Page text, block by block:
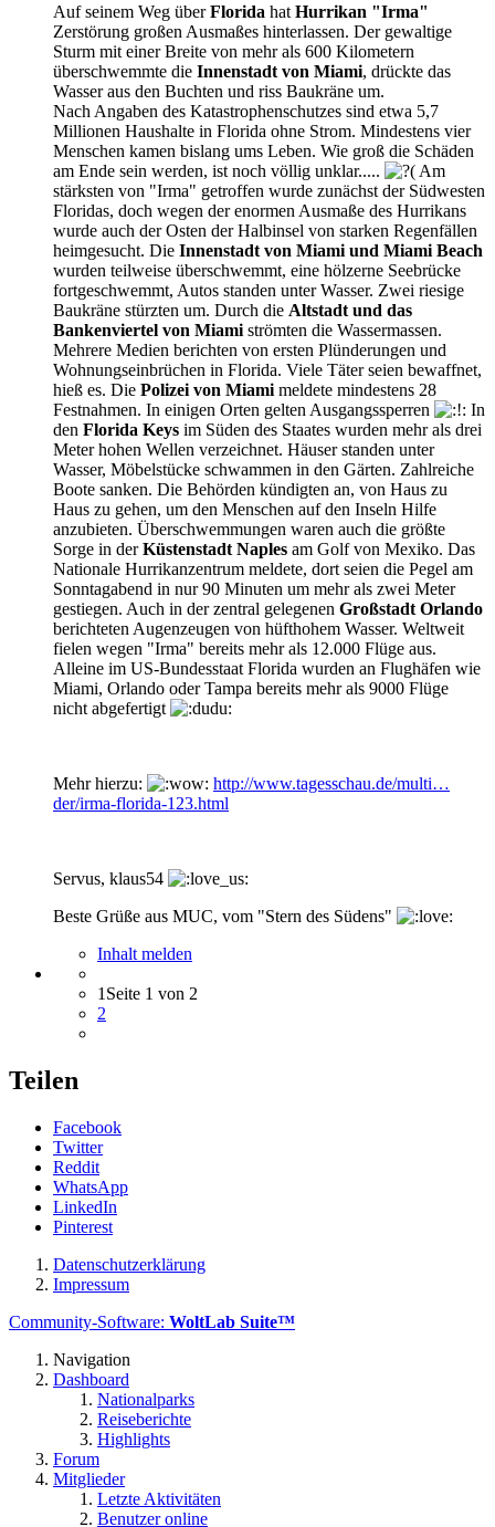
Auf seinem Weg überFlorida hat Hurrikan "Irma"
Zerstörung großen Ausmaßes hinterlassen. Der gewaltige
Sturm mit einer Breite von mehr als 600 Kilometern
überschwemmte die Innenstadt von Miami, drückte das
Wasser aus den Buchten und riss Baukräne um.
Nach Angaben des Katastrophenschutzes sind etwa 5,7
Millionen Haushalte in Florida ohne Strom. Mindestens vier
Menschen kamen bislang ums Leben. Wie groß die Schäden
am Ende sein werden, ist noch völlig unklar.....
Am
stärksten von "Irma" getroffen wurde zunächst der Südwesten
Floridas, doch wegen der enormen Ausmaße des Hurrikans
wurde auch der Osten der Halbinsel von starken Regenfällen
heimgesucht. Die Innenstadt von Miami und Miami Beach
wurden teilweise überschwemmt, eine hölzerne Seebrücke
fortgeschwemmt, Autos standen unter Wasser. Zwei riesige
Baukräne stürzten um. Durch die Altstadt und das
Bankenviertel von Miami strömten die Wassermassen.
Mehrere Medien berichten von ersten Plünderungen und
Wohnungseinbrüchen in Florida. Viele Täter seien bewaffnet,
hieß es. Die Polizei von Miami meldete mindestens 28
Festnahmen. In einigen Orten gelten Ausgangssperren
In
den Florida Keys im Süden des Staates wurden mehr als drei
Meter hohen Wellen verzeichnet. Häuser standen unter
Wasser, Möbelstücke schwammen in den Gärten. Zahlreiche
Boote sanken. Die Behörden kündigten an, von Haus zu
Haus zu gehen, um den Menschen auf den Inseln Hilfe
anzubieten. Überschwemmungen waren auch die größte
Sorge in derKüstenstadt Naples am Golf von Mexiko. Das
Nationale Hurrikanzentrum meldete, dort seien die Pegel am
Sonntagabend in nur 90 Minuten um mehr als zwei Meter
gestiegen. Auch in der zentral gelegenen Großstadt Orlando
berichteten Augenzeugen von hüfthohem Wasser. Weltweit
fielen wegen "Irma" bereits mehr als 12.000 Flüge aus.
Alleine im US-Bundesstaat Florida wurden an Flughäfen wie
Miami, Orlando oder Tampa bereits mehr als 9000 Flüge
nicht abgefertigt
Mehr hierzu:
http://www.tagesschau.de/multi…
der/irma-florida-123.html
Servus, klaus54
Beste Grüße aus MUC, vom "Stern des Südens"
Inhalt melden
1 Seite 1 von 2
2
Teilen
Facebook
Twitter
Reddit
WhatsApp
LinkedIn
Pinterest
Datenschutzerklärung
Impressum
Community-Software: WoltLab Suite™
Navigation
Dashboard
Nationalparks
Reiseberichte
Highlights
Forum
Mitglieder
Letzte Aktivitäten
Benutzer online